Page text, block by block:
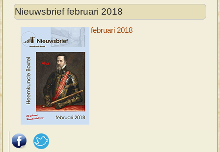
Nieuwsbrief februari 2018
februari 2018